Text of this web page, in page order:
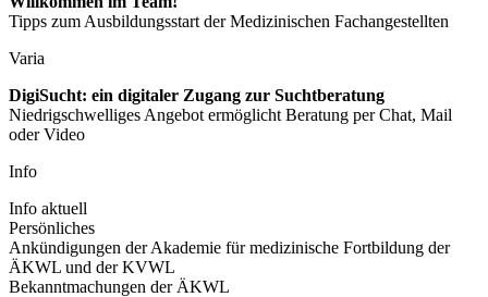
Tipps zum Ausbildungsstart der Medizinischen Fachangestellten
Varia
DigiSucht: ein digitaler Zugang zur Suchtberatung
Niedrigschwelliges Angebot ermöglicht Beratung per Chat, Mail
oder Video
Info
Info aktuell
Persönliches
Ankündigungen der Akademie für medizinische Fortbildung der
ÄKWL und der KVWL
Bekanntmachungen der ÄKWL